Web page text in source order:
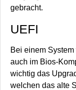
gebracht.
UEFI
Bei einem
auch im Bios-
wichtig das
welchen das alte